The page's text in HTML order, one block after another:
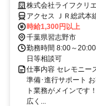
株式会社ライフクリ
アクセス ＪＲ総武本
南口徒歩約8分
時給1,300円以上
千葉県習志野市
勤務時間 8:00～
日等相談可
仕事内容 セレモニー
準備･進行サポート
ト業務がメインです
広く...